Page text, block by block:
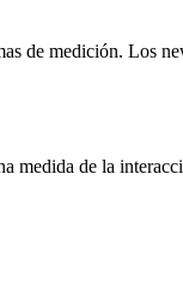
de medición. Los
medida de la